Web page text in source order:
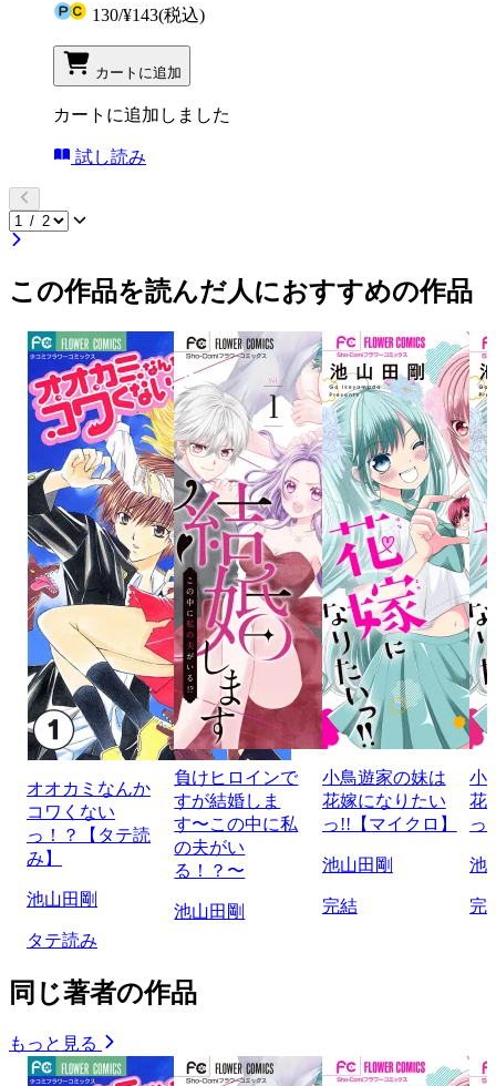
130/¥143(税込)
カートに追加
カートに追加しました
試し読み
この作品を読んだ人におすすめの作品
オオカミなんか
コワくない
っ！？【タテ読
み】
池山田剛
タテ読み
負けヒロインで
すが結婚しま
す〜この中に私
の夫がい
る！？〜
池山田剛
小鳥遊家の妹は
花嫁になりたい
っ!!【マイクロ】
池山田剛
完結
小
花
っ
池
完
同じ著者の作品
もっと見る